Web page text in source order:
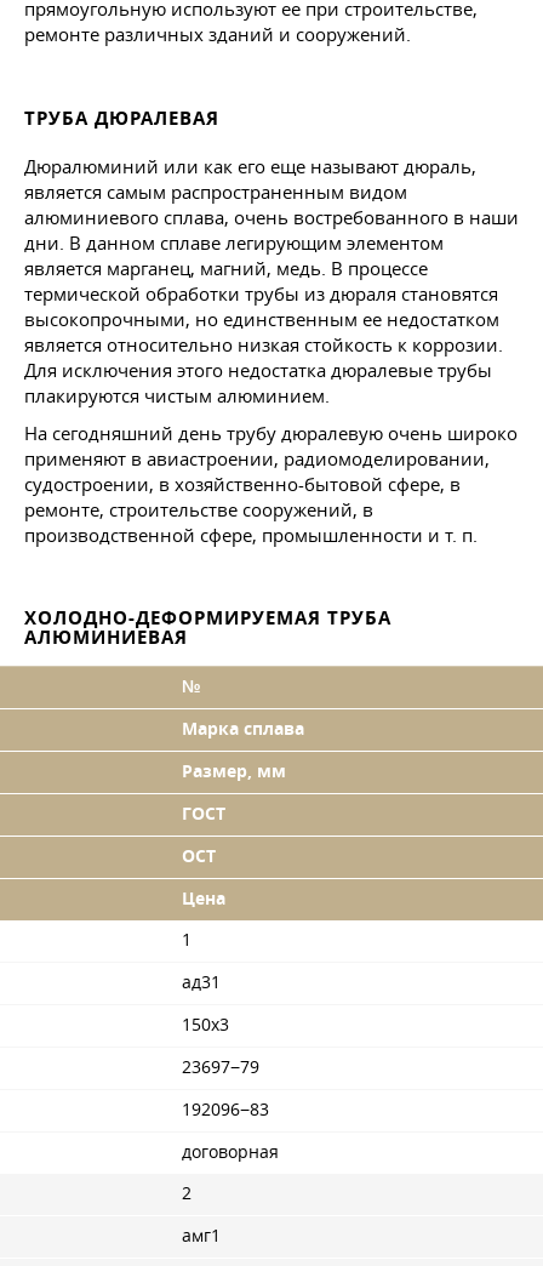
прямоугольную используют ее при строительстве,
ремонте различных зданий и сооружений.
ТРУБА ДЮРАЛЕВАЯ
Дюралюминий или как его еще называют дюраль,
является самым распространенным видом
алюминиевого сплава, очень востребованного в наши
дни. В данном сплаве легирующим элементом
является марганец, магний, медь. В процессе
термической обработки трубы из дюраля становятся
высокопрочными, но единственным ее недостатком
является относительно низкая стойкость к коррозии.
Для исключения этого недостатка дюралевые трубы
плакируются чистым алюминием.
На сегодняшний день трубу дюралевую очень широко
применяют в авиастроении, радиомоделировании,
судостроении, в хозяйственно-бытовой сфере, в
ремонте, строительстве сооружений, в
производственной сфере, промышленности и т. п.
ХОЛОДНО-ДЕФОРМИРУЕМАЯ ТРУБА
АЛЮМИНИЕВАЯ
№
Марка сплава
Размер, мм
ГОСТ
ОСТ
Цена
1
ад31
150x3
23697−79
192096−83
договорная
2
амг1